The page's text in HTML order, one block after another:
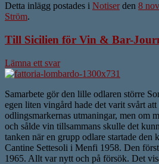
Detta inlägg postades i Notiserden 8
Ström.
Till Sicilien för Vin & Bar-
Lämna ett svar
Samarbete gör den lille odlaren större
egen liten vingård hade det varit svårt
odlingsmarkernas utmaningar, men om
och sålde vin tillsammans skulle det
tanken när en grupp odlare startade den
Cantine Settesoli i Menfi 1958. Den
1965. Allt var nytt och på försök. Det